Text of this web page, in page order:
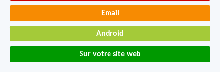
Email
Android
Sur votre site web